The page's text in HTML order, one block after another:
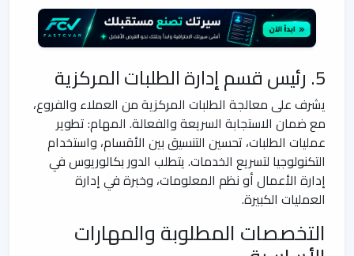
5. رئيس قسم إدارة الطلبات المركزية
يشرف على معالجة الطلبات المركزية من العملاء والفروع،
مع ضمان الاستجابة السريعة والفعالة. المهام: تطوير
عمليات الطلبات، تحسين التنسيق بين الأقسام، واستخدام
التكنولوجيا لتسريع الخدمات. يتطلب الدور بكالوريوس في
إدارة الأعمال أو نظم المعلومات، وخبرة في إدارة
العمليات الكبيرة.
التخصصات المطلوبة والمهارات